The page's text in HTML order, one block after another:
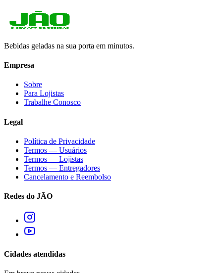
Bebidas geladas na sua porta em minutos.
Empresa
Sobre
Para Lojistas
Trabalhe Conosco
Legal
Política de Privacidade
Termos — Usuários
Termos — Lojistas
Termos — Entregadores
Cancelamento e Reembolso
Redes do JÃO
Cidades atendidas